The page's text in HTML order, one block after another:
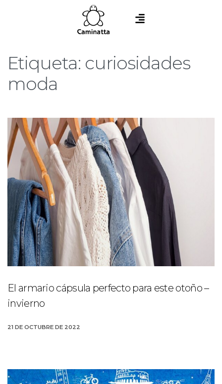
Etiqueta: curiosidades
moda
El armario cápsula perfecto para este otoño –
invierno
21 DE OCTUBRE DE 2022